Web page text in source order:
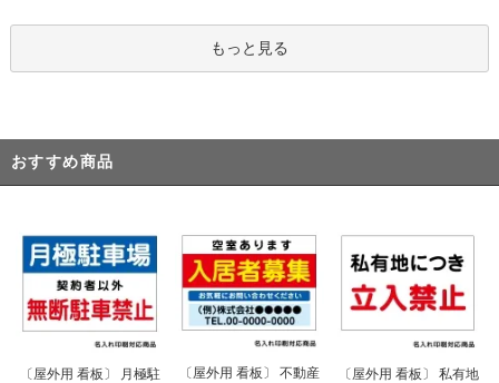
もっと見る
おすすめ商品
〔屋外用 看板〕 月極駐
〔屋外用 看板〕 不動産
〔屋外用 看板〕 私有地